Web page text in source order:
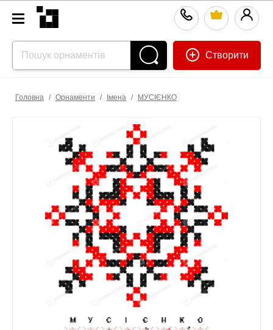
Створити
Головна / Орнаменти / Імена / МУСІЄНКО